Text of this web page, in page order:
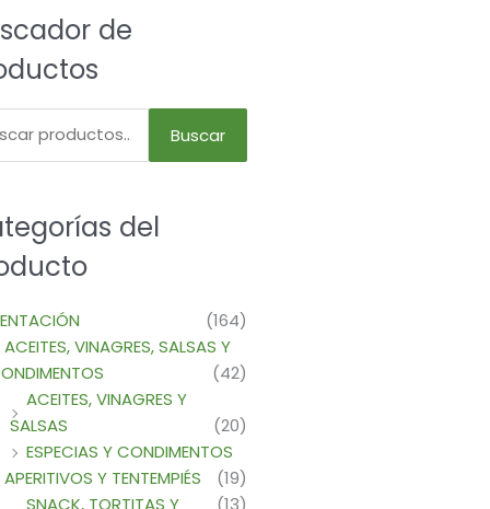
de
Buscar
del
(164)
ACEITES, VINAGRES, SALSAS Y
(42)
ACEITES, VINAGRES Y
SALSAS
(20)
ESPECIAS Y CONDIMENTOS
(19)
APERITIVOS Y TENTEMPIÉS
(13)
SNACK, TORTITAS Y